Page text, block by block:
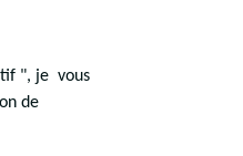
", je vous
de